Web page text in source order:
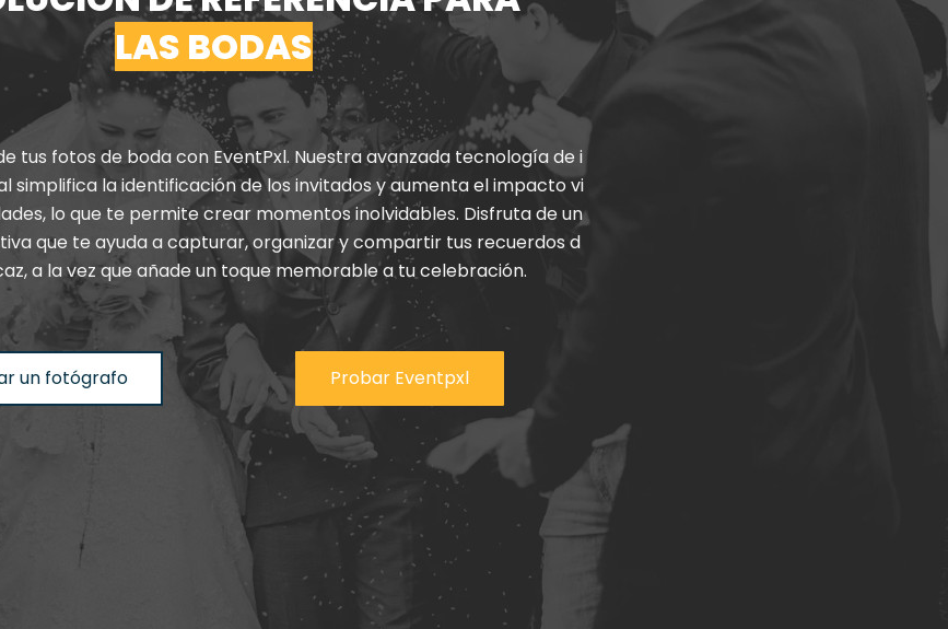
LAS BODAS
tus fotos de bodacon EventPxl. Nuestraavanzada tecnologíadei
simplifica laidentificaciónde losinvitadosyaumentaelimpacto vi
, lo que te permitecrear momentos inolvidables. Disfrutadeun
que teayudaacapturar,organizarycompartir tus recuerdosd
,a lavez queañadeun toque memorable a tucelebración.
un fotógrafo Probar Eventpxl